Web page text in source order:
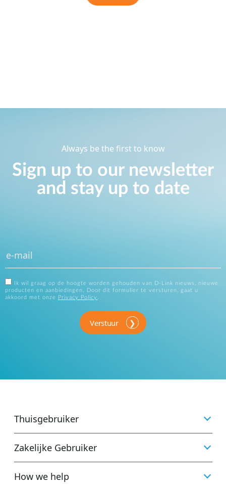
Always be the first to know
Sign up to our newsletter
and stay up to date
Ik wil graag op de hoogte worden gehouden van D-Link nieuws, nieuwe
producten en aanbiedingen. Door dit formulier te versturen, gaat u
akkoord met onze
Privacy Policy
Verstuur
Thuisgebruiker
Zakelijke Gebruiker
How we help